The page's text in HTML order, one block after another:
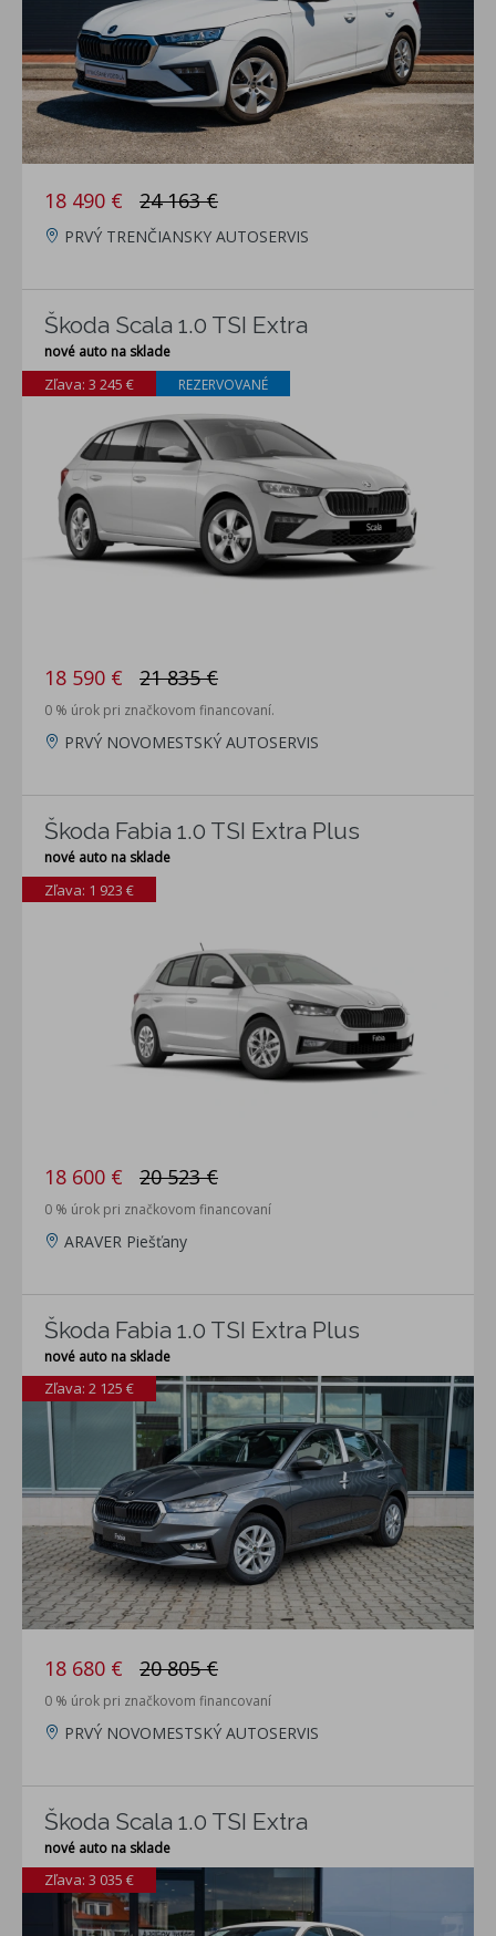
18 490 € 24 163 €
PRVÝ TRENČIANSKY AUTOSERVIS
Škoda Scala 1.0 TSI Extra
nové auto na sklade
Zľava: 3 245 € REZERVOVANÉ
18 590 € 21 835 €
0 % úrok pri značkovom financovaní.
PRVÝ NOVOMESTSKÝ AUTOSERVIS
Škoda Fabia 1.0 TSI Extra Plus
nové auto na sklade
Zľava: 1 923 €
18 600 € 20 523 €
0 % úrok pri značkovom financovaní
ARAVER Piešťany
Škoda Fabia 1.0 TSI Extra Plus
nové auto na sklade
Zľava: 2 125 €
18 680 € 20 805 €
0 % úrok pri značkovom financovaní
PRVÝ NOVOMESTSKÝ AUTOSERVIS
Škoda Scala 1.0 TSI Extra
nové auto na sklade
Zľava: 3 035 €